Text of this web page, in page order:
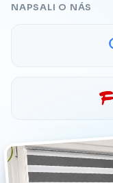
NAPSALI O NÁS